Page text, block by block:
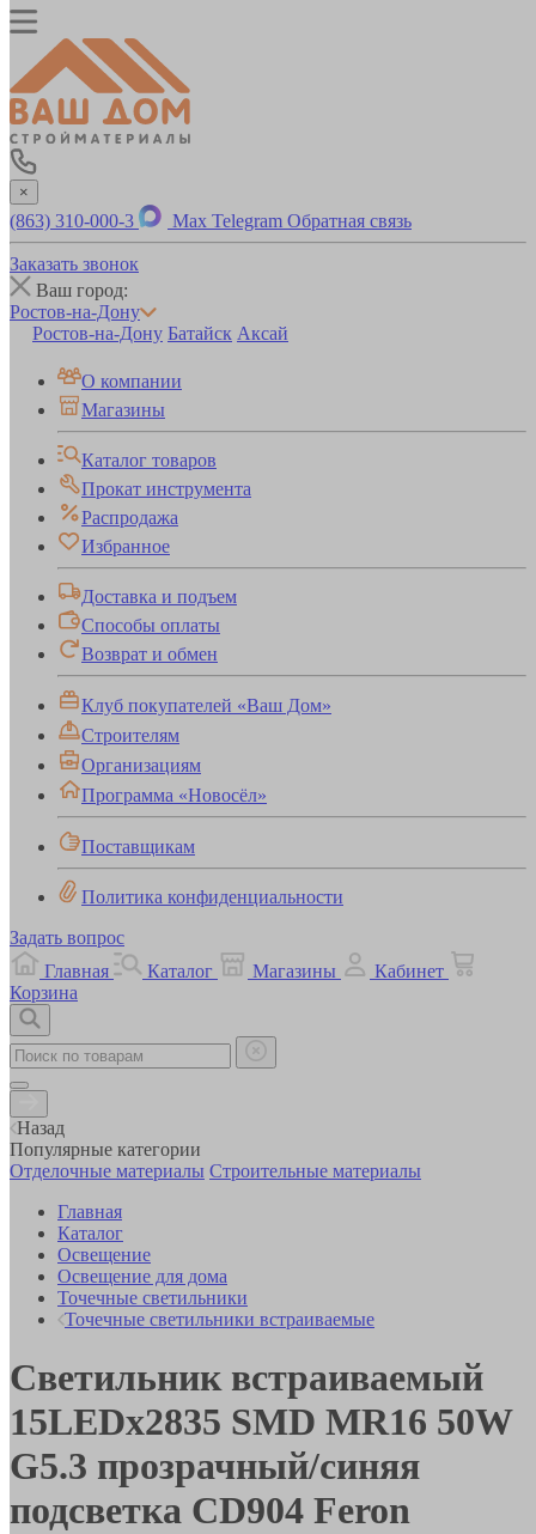
×
(863) 310-000-3 Max Telegram Обратная связь
Заказать звонок
Ваш город:
Ростов-на-Дону
Ростов-на-Дону Батайск Аксай
О компании
Магазины
Каталог товаров
Прокат инструмента
Распродажа
Избранное
Доставка и подъем
Способы оплаты
Возврат и обмен
Клуб покупателей «Ваш Дом»
Строителям
Организациям
Программа «Новосёл»
Поставщикам
Политика конфиденциальности
Задать вопрос
Главная
Каталог Магазины
Кабинет
Корзина
Назад
Популярные категории
Отделочные материалы Строительные материалы
Главная
Каталог
Освещение
Освещение для дома
Точечные светильники
Точечные светильники встраиваемые
Светильник встраиваемый
15LEDх2835 SMD MR16 50W
G5.3 прозрачный/синяя
подсветка CD904 Feron